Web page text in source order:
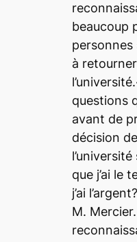
beaucoup
personnes
à
questions
avant de
décision
que j’ai le
j’ai
M.